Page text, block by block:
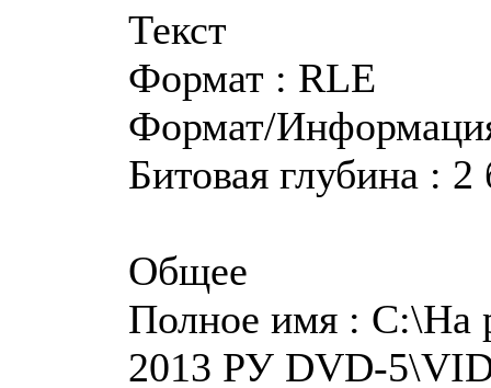
Текст
Формат : RLE
Формат/
Битовая глубина : 2
Общее
Полное имя : C:\На
2013 РУ DVD-